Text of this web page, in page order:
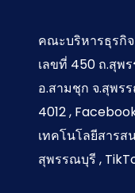
คณะบริหารธุรกิ
เลขที่ 450 ถ.สุพ
อ.สามชุก จ.สุพร
4012 ,
เทคโนโลยีสาร
สุพรรณบุรี ,